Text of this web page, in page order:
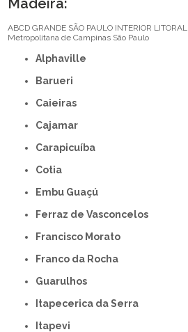
Madeira:
ABCD GRANDE SÃO PAULO INTERIOR
Metropolitana de Campinas São Paulo
Alphaville
Barueri
Caieiras
Cajamar
Carapicuíba
Cotia
Embu Guaçú
Ferraz de Vasconcelos
Francisco Morato
Franco da Rocha
Guarulhos
Itapecerica da Serra
Itapevi